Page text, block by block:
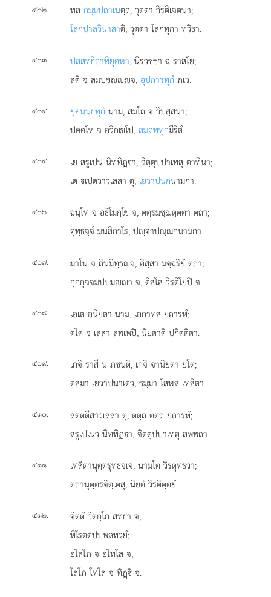
๔๐๒. ทส กมฺมปถาเนตฺถ, วุตฺตา วิรติเจตนา;
โลกปาลวินาสาติ, วุตฺตา โลกทุกา ทฺวิธา.
๔๐๓. ปสฺสทฺธิอาทิยุคฬา,นิรวชฺชา ฉ ราสโย;
สติ จ สมฺปชฺฺจ, อุปการทุกํภเว.
๔๐๔. ยุคนนฺธทุกํนาม, สมโถ จ วิปสฺสนา;
ปคฺคโห จ อวิกฺเขโป, สมถทฺทุกมีริตํ.
๔๐๕.
เย สรูเปน นิทฺทิฏฺา, จิตฺตุปฺปาเทสุ ตาทินา;
เต เปตฺวาวเสสา ตุ, เยวาปนกนามกา.
๔๐๖.
ฉนฺโท จ อธิโมกฺโข จ, ตตฺรมชฺฌตฺตตา ตถา;
อุทฺธจฺจํ มนสิกาโร, ปฺจาปณฺณกนามกา.
๔๐๗.
มาโน จ ถินมิทฺธฺจ, อิสฺสา มจฺฉริยํ ตถา;
กุกฺกุจฺจมปฺปมฺา จ, ติสฺโส วิรติโยปิ จ.
๔๐๘. เอเต อนิยตา นาม, เอกาทส ยถารหํ;
ตโต จ เสสา สพฺเพปิ, นิยตาติ ปกิตฺติตา.
๔๐๙. เกจิ ราสึ น ภชนฺติ, เกจิ จานิยตา ยโต;
ตสฺมา เยวาปนาเตว, ธมฺมา โสฬส เทสิตา.
๔๑๐.
สตฺตตึสาวเสสา ตุ, ตตฺถ ตตฺถ ยถารหํ;
สรูเปเนว นิทฺทิฏฺา, จิตฺตุปฺปาเทสุ สพฺพถา.
๔๑๑.
เทสิตานุตฺตรุทฺธจฺเจ, นามโต วิรตุทฺธวา;
ตถานุตฺตรจิตฺเตสุ, นิยตํ วิรติตฺตยํ.
๔๑๒.
จิตฺตํ วิตกฺโก สทฺธา จ,
หิโรตฺตปฺปพลทฺวยํ;
อโลโภ จ อโทโส จ,
โลโภ โทโส จ ทิฏฺิ จ.